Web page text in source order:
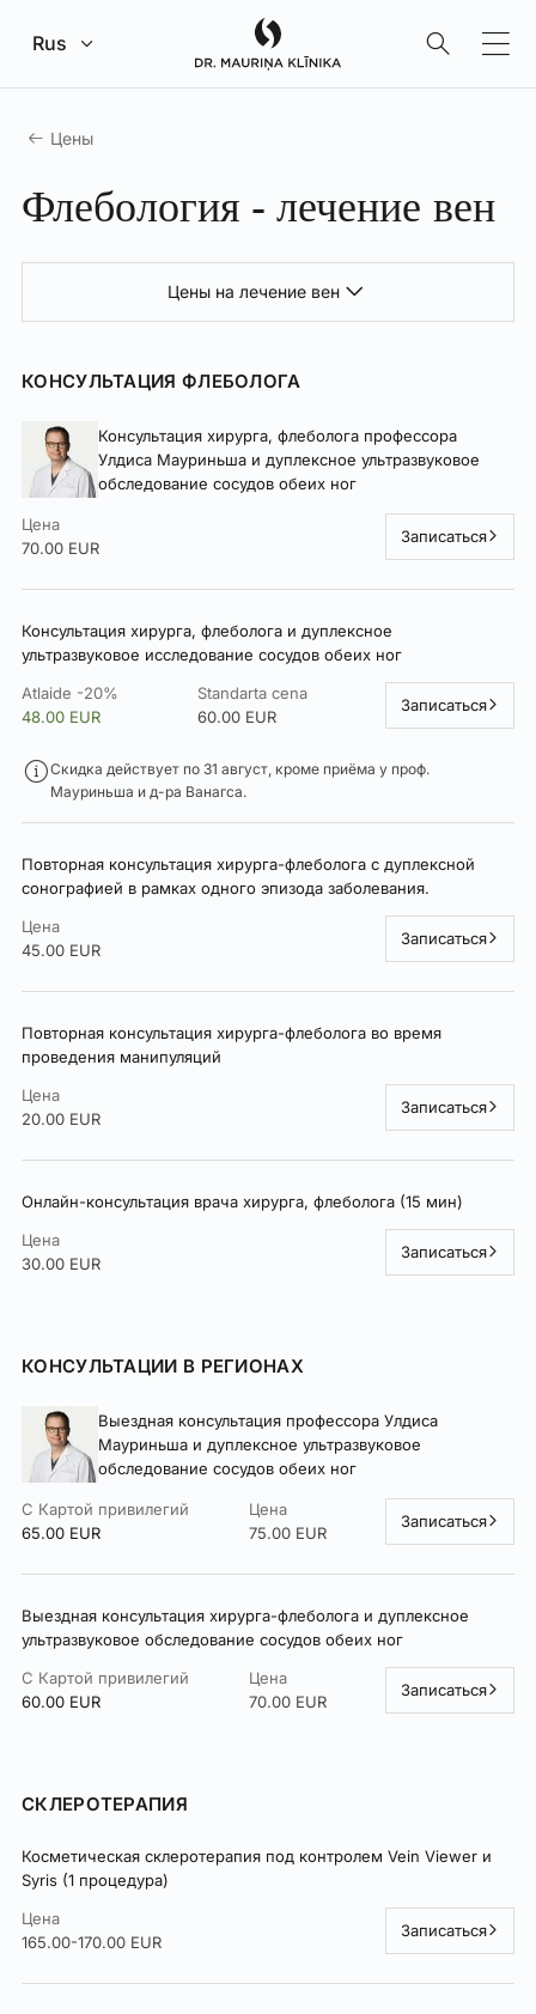
Перейти к главному содержанию
Rus
Цены
Флебология - лечение вен
Цены на лечение вен
КОНСУЛЬТАЦИЯ ФЛЕБОЛОГА
Консультация хирурга, флеболога профессора
Улдиса Мауриньша и дуплексное ультразвуковое
обследование сосудов обеих ног
Цена
70.00 EUR
Записаться
Консультация хирурга, флеболога и дуплексное
ультразвуковое исследование сосудов обеих ног
Atlaide -20%
48.00 EUR
Standarta cena
60.00 EUR
Записаться
Скидка действует по 31 август, кроме приёма у проф.
Мауриньша и д-ра Ванагса.
Повторная консультация хирурга-флеболога с дуплексной
сонографией в рамках одного эпизода заболевания.
Цена
45.00 EUR
Записаться
Повторная консультация хирурга-флеболога во время
проведения манипуляций
Цена
20.00 EUR
Записаться
Онлайн-консультация врача хирурга, флеболога (15 мин)
Цена
30.00 EUR
Записаться
КОНСУЛЬТАЦИИ В РЕГИОНАХ
Выездная консультация профессора Улдиса
Мауриньша и дуплексное ультразвуковое
обследование сосудов обеих ног
С Картой привилегий
65.00 EUR
Цена
75.00 EUR
Записаться
Выездная консультация хирурга-флеболога и дуплексное
ультразвуковое обследование сосудов обеих ног
С Картой привилегий
60.00 EUR
Цена
70.00 EUR
Записаться
СКЛЕРОТЕРАПИЯ
Косметическая склеротерапия под контролем Vein Viewer и
Syris (1 процедура)
Цена
165.00-170.00 EUR
Записаться